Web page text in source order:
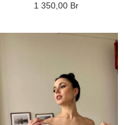
1 350,00 Br